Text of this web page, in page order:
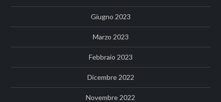
Giugno 2023
Marzo 2023
Febbraio 2023
Dicembre 2022
Novembre 2022